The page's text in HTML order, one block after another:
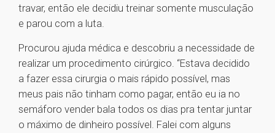
travar, então ele decidiu treinar somente musculação
e parou com a luta.
Procurou ajuda médica e descobriu a necessidade de
realizar um procedimento cirúrgico. “Estava decidido
a fazer essa cirurgia o mais rápido possível, mas
meus pais não tinham como pagar, então eu ia no
semáforo vender bala todos os dias pra tentar juntar
o máximo de dinheiro possível. Falei com alguns